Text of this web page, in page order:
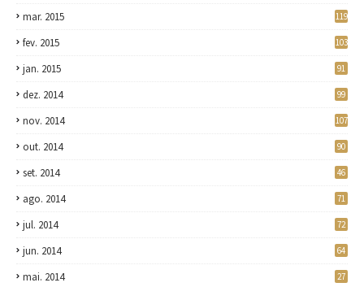
mar. 2015 119
fev. 2015 103
jan. 2015 91
dez. 2014 99
nov. 2014 107
out. 2014 90
set. 2014 46
ago. 2014 71
jul. 2014 72
jun. 2014 64
mai. 2014 27